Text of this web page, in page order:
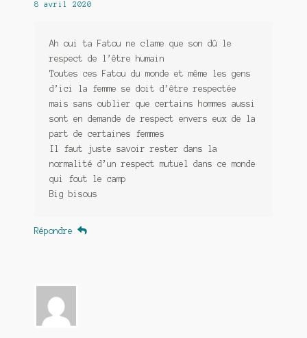
8 avril 2020
Ah oui ta Fatou ne clame que son dû le
respect de l’être humain
Toutes ces Fatou du monde et même les gens
d’ici la femme se doit d’être respectée
mais sans oublier que certains hommes aussi
sont en demande de respect envers eux de la
part de certaines femmes
Il faut juste savoir rester dans la
normalité d’un respect mutuel dans ce monde
qui fout le camp
Big bisous
Répondre